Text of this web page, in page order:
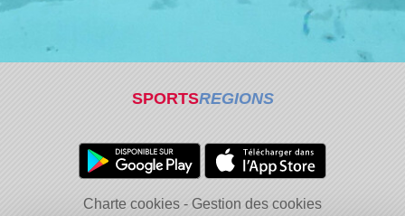
SPORTSREGIONS
Charte cookies
Gestion des cookies